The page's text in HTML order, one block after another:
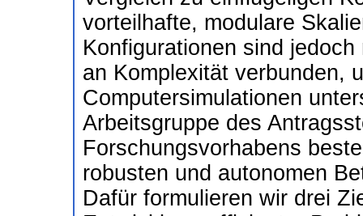
vorteilhafte, modulare
Konfigurationen sind
an Komplexität verbunden,
Computersimulationen
Arbeitsgruppe des
Forschungsvorhabens
robusten und autonomen
Dafür formulieren wir drei